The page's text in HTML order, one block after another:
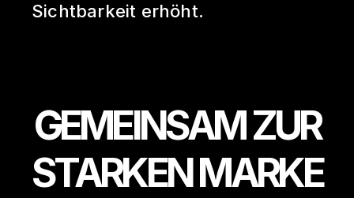
Sichtbarkeit erhöht.
GEMEINSAM ZUR
STARKEN MARKE